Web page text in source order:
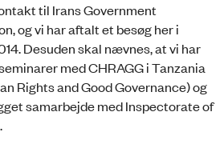
til Irans Government
og vi har aftalt et besøg her i
Desuden skal nævnes, at vi har
med CHRAGG i Tanzania
Rights and Good Governance) og
samarbejde med Inspectorate of